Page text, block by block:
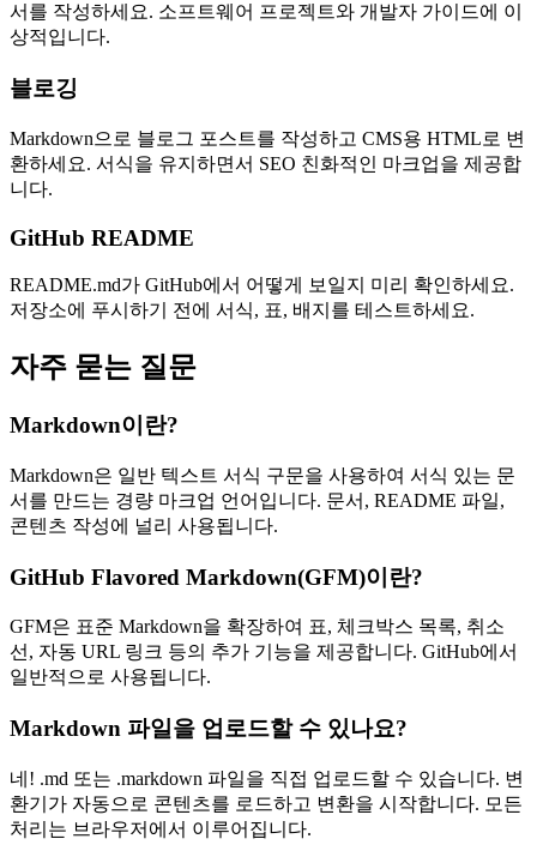
서를 작성하세요. 소프트웨어 프로젝트와 개발자 가이드에 이
상적입니다.
블로깅
Markdown으로 블로그 포스트를 작성하고 CMS용 HTML로 변
환하세요. 서식을 유지하면서 SEO 친화적인 마크업을 제공합
니다.
GitHub README
README.md가 GitHub에서 어떻게 보일지 미리 확인하세요.
저장소에 푸시하기 전에 서식, 표, 배지를 테스트하세요.
자주 묻는 질문
Markdown이란?
Markdown은 일반 텍스트 서식 구문을 사용하여 서식 있는 문
서를 만드는 경량 마크업 언어입니다. 문서, README 파일,
콘텐츠 작성에 널리 사용됩니다.
GitHub Flavored Markdown(GFM)이란?
GFM은 표준 Markdown을 확장하여 표, 체크박스 목록, 취소
선, 자동 URL 링크 등의 추가 기능을 제공합니다. GitHub에서
일반적으로 사용됩니다.
Markdown 파일을 업로드할 수 있나요?
네! .md 또는 .markdown 파일을 직접 업로드할 수 있습니다. 변
환기가 자동으로 콘텐츠를 로드하고 변환을 시작합니다. 모든
처리는 브라우저에서 이루어집니다.